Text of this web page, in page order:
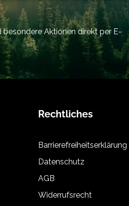
Aktionen direkt per E-
Rechtliches
Barrierefreiheitserklärung
Datenschutz
AGB
Widerrufsrecht